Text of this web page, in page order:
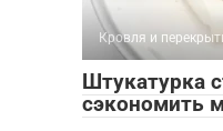
Кровля и
Штукатурка
сэкономить